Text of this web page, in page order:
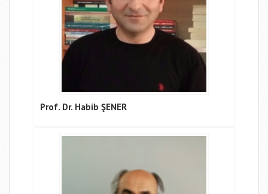
Prof. Dr. Habib ŞENER